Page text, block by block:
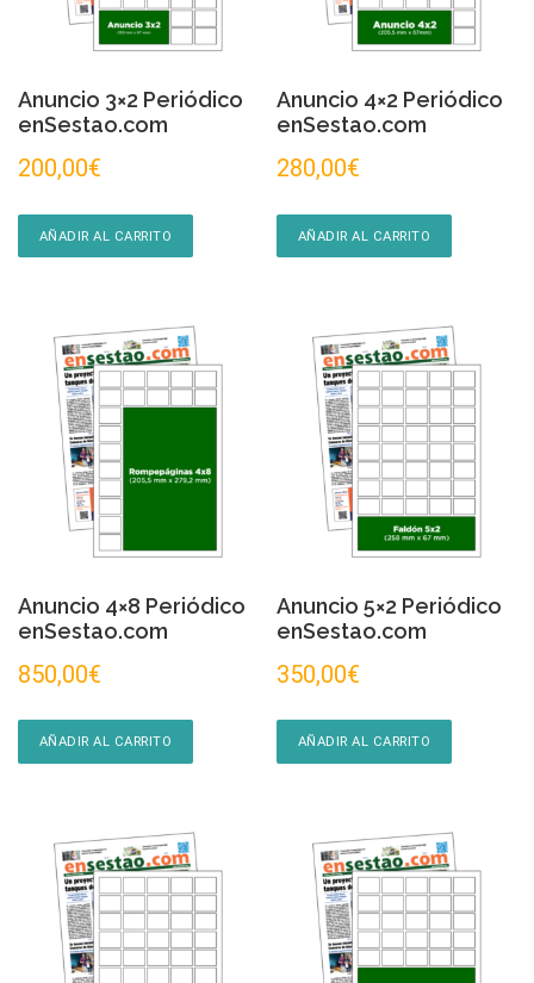
Anuncio 3×2 Periódico
enSestao.com
200,00€
AÑADIR AL CARRITO
Anuncio 4×2 Periódico
enSestao.com
280,00€
AÑADIR AL CARRITO
Anuncio 4×8 Periódico
enSestao.com
850,00€
AÑADIR AL CARRITO
Anuncio 5×2 Periódico
enSestao.com
350,00€
AÑADIR AL CARRITO